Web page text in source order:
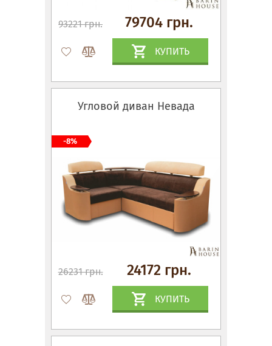
93221 грн. 79704 грн.
КУПИТЬ
Угловой диван Невада
26231 грн. 24172 грн.
КУПИТЬ
-8%